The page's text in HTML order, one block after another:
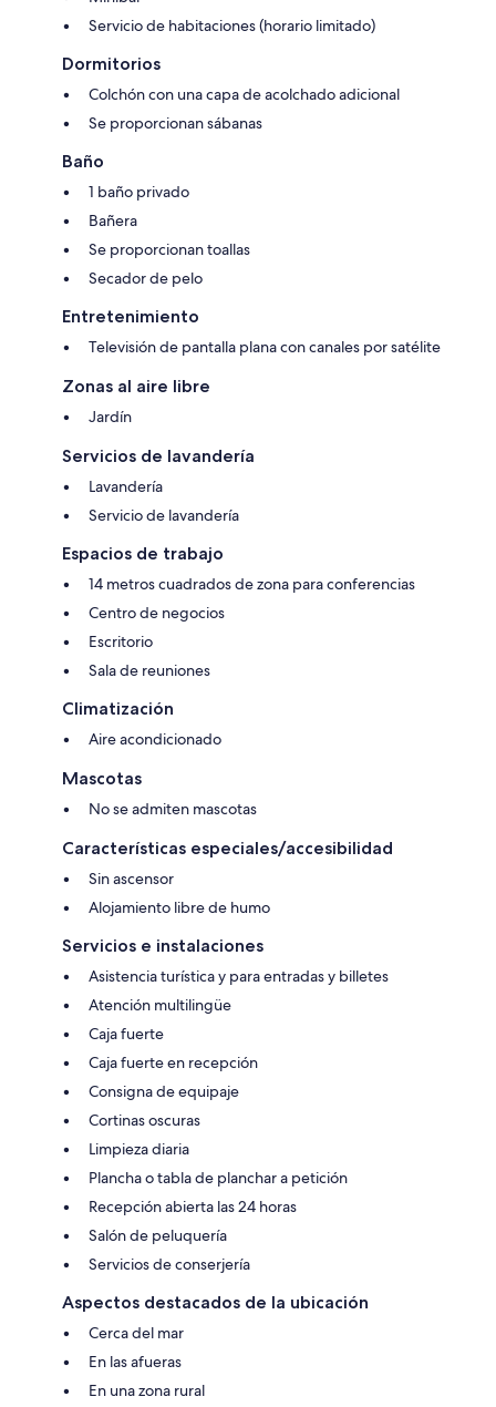
Servicio de habitaciones (horario limitado)
Dormitorios
Colchón con una capa de acolchado adicional
Se proporcionan sábanas
Baño
1 baño privado
Bañera
Se proporcionan toallas
Secador de pelo
Entretenimiento
Televisión de pantalla plana con canales por satélite
Zonas al aire libre
Jardín
Servicios de lavandería
Lavandería
Servicio de lavandería
Espacios de trabajo
14 metros cuadrados de zona para conferencias
Centro de negocios
Escritorio
Sala de reuniones
Climatización
Aire acondicionado
Mascotas
No se admiten mascotas
Características especiales/accesibilidad
Sin ascensor
Alojamiento libre de humo
Servicios e instalaciones
Asistencia turística y para entradas y billetes
Atención multilingüe
Caja fuerte
Caja fuerte en recepción
Consigna de equipaje
Cortinas oscuras
Limpieza diaria
Plancha o tabla de planchar a petición
Recepción abierta las 24 horas
Salón de peluquería
Servicios de conserjería
Aspectos destacados de la ubicación
Cerca del mar
En las afueras
En una zona rural